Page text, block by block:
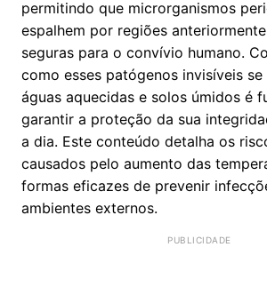
permitindo que microrganismos
espalhem por regiões
seguras para o convívio humano.
como esses patógenos invisíveis
águas aquecidas e solos úmidos é
garantir a proteção da sua
a dia. Este conteúdo detalha os
causados pelo aumento das
formas eficazes de prevenir
ambientes externos.